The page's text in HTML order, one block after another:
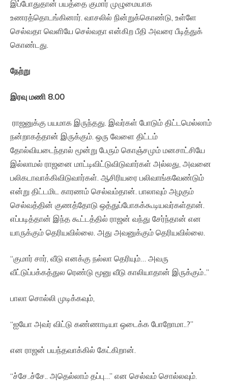
இப்போதுதான் பயத்தை குமார் முழுமையாக
உணரத்தொடங்கினார். வாசலில் நின்றுக்கொண்டு, உள்ளே
செல்வதா வெளியே செல்வதா என்கிற பீதி அவரை பீடித்துக்
கொண்டது.
நேற்று
இரவு மணி 8.00
ராஜனுக்கு பயமாக இருந்தது. இவர்கள் போடும் திட்டமெல்லாம்
நன்றாகத்தான் இருக்கும். ஒரு வேளை திட்டம்
தோல்வியடைந்தால் மூன்று பேரும் கொஞ்சமும் மனசாட்சியே
இல்லாமல் ராஜனை மாட்டிவிட்டுவிடுவார்கள் அல்லது, அவனை
பலிகடாவாக்கிவிடுவார்கள். ஆசிரியரை பலிவாங்கவேண்டும்
என்று திட்டமிட காரணம் செல்வம்தான். பாலாவும் அழகும்
செல்வத்தின் குணத்தோடு ஒத்துப்போகக்கூடியவர்கள்தான்.
எப்படித்தான் இந்த கூட்டத்தில் ராஜன் வந்து சேர்ந்தான் என
யாருக்கும் தெரியவில்லை. அது அவனுக்கும் தெரியவில்லை.
“குமார் சார், வீடு எனக்கு நல்லா தெரியும்… அவரு
வீட்டுப்பக்கத்துல ரெண்டு மூனு வீடு காலியாதான் இருக்கும்..”
பாலா சொல்லி முடிக்கவும்,
“ஐயோ அவர் விட்டு கண்ணாடியா ஒடைக்க போறோமா..?”
என ராஜன் பயந்தவாக்கில் கேட்கிறான்.
“ச்சே..ச்சே.. அதெல்லாம் தப்பு…” என செல்வம் சொல்லவும்.